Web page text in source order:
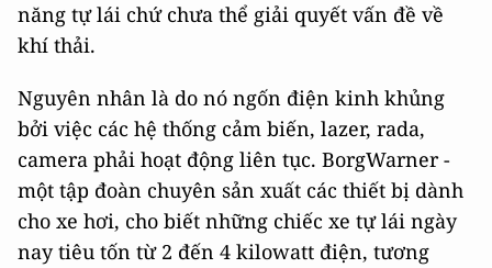
năng tự lái chứ chưa thể giải quyết vấn đề về
khí thải.
Nguyên nhân là do nó ngốn điện kinh khủng
bởi việc các hệ thống cảm biến, lazer, rada,
camera phải hoạt động liên tục. BorgWarner -
một tập đoàn chuyên sản xuất các thiết bị dành
cho xe hơi, cho biết những chiếc xe tự lái ngày
nay tiêu tốn từ 2 đến 4 kilowatt điện, tương